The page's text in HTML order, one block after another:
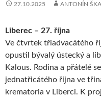
27.10.2025 ANTONÍN
Liberec – 27. října
Ve čtvrtek třiadvacátého
opustil bývalý ústecký a
Kalous. Rodina a přátelé
jednatřicátého října ve
krematoria v Liberci. K